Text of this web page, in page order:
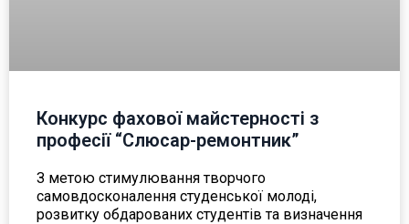
Конкурс фахової майстерності з
професії “Слюсар-ремонтник”
З метою стимулювання творчого
самовдосконалення студенської молоді,
розвитку обдарованих студентів та визначення